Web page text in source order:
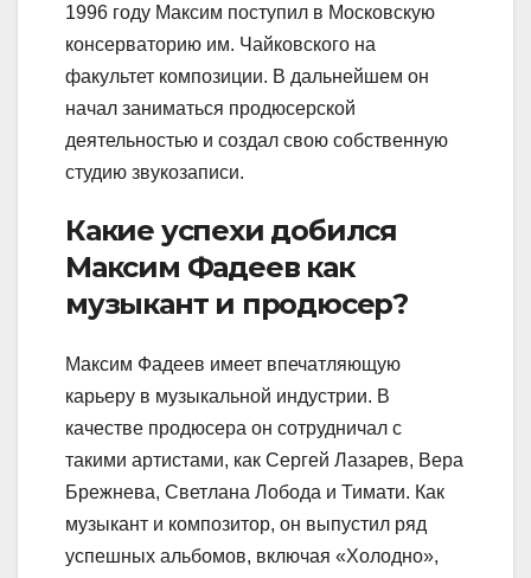
1996 году Максим поступил в Московскую
консерваторию им. Чайковского на
факультет композиции. В дальнейшем он
начал заниматься продюсерской
деятельностью и создал свою собственную
студию звукозаписи.
Какие успехи добился
Максим Фадеев как
музыкант и продюсер?
Максим Фадеев имеет впечатляющую
карьеру в музыкальной индустрии. В
качестве продюсера он сотрудничал с
такими артистами, как Сергей Лазарев, Вера
Брежнева, Светлана Лобода и Тимати. Как
музыкант и композитор, он выпустил ряд
успешных альбомов, включая «Холодно»,